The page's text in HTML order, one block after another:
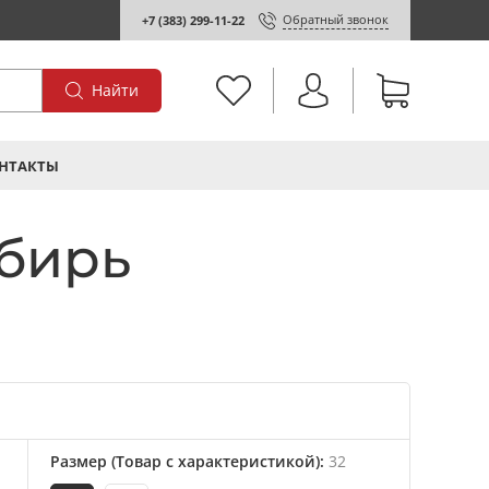
+7 (383) 299-11-22 Обратный звонок
Найти
Размер (Товар с характеристикой): 32